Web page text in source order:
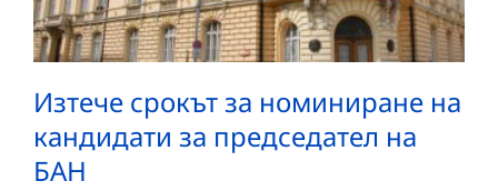
Изтече срокът за номиниране на
кандидати за председател на
БАН